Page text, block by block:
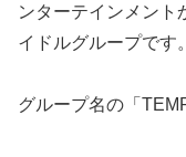
ンターテインメント
イドルグループです。
グループ名の「